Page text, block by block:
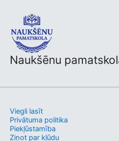
Naukšēnu
Viegli lasīt
Privātuma politika
Piekļūstamība
Ziņot par kļūdu